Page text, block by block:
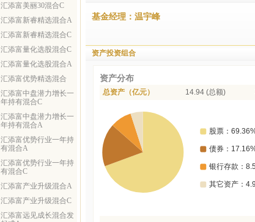
汇添富美丽30混合C
汇添富新睿精选混合A
汇添富新睿精选混合C
汇添富量化选股混合C
汇添富量化选股混合A
汇添富优势精选混合
汇添富中盘潜力增长一
年持有混合C
汇添富中盘潜力增长一
年持有混合A
汇添富优势行业一年持
有混合A
汇添富优势行业一年持
有混合C
汇添富产业升级混合A
汇添富产业升级混合C
汇添富远见成长混合发
基金经理：温宇峰
资产投资组合
资产分布
总资产（亿元） 14.94 (总额)